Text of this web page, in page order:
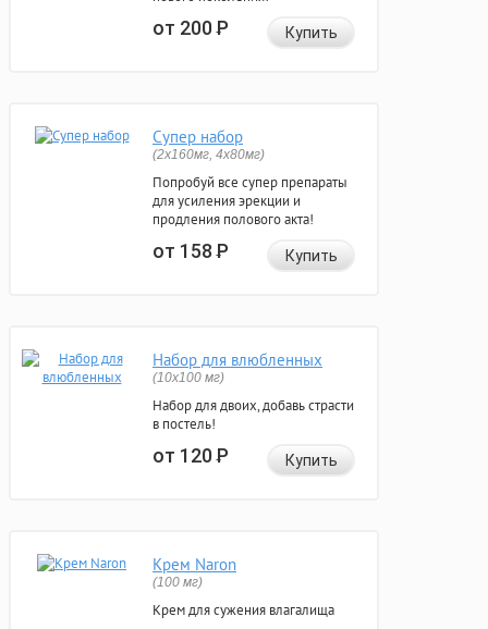
от 200Р Купить
Супер набор
(2х160мг, 4х80мг)
Попробуй все супер препараты
для усиления эрекции и
продления полового акта!
от 158Р Купить
Набор для влюбленных
(10х100 мг)
Набор для двоих, добавь страсти
в постель!
от 120Р Купить
Крем Naron
(100 мг)
Крем для сужения влагалища